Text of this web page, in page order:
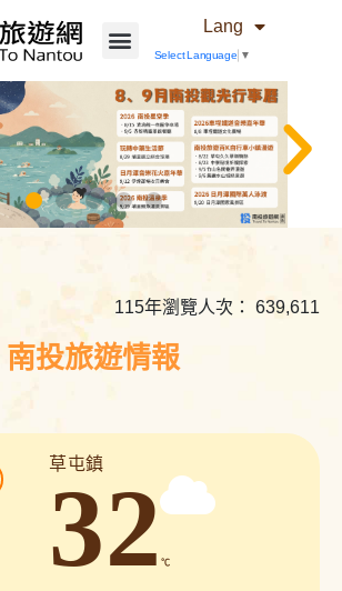
Lang
Select Language ▼
容
連
結
115年瀏覽人次： 639,611
南投旅遊情報
草屯鎮
32℃